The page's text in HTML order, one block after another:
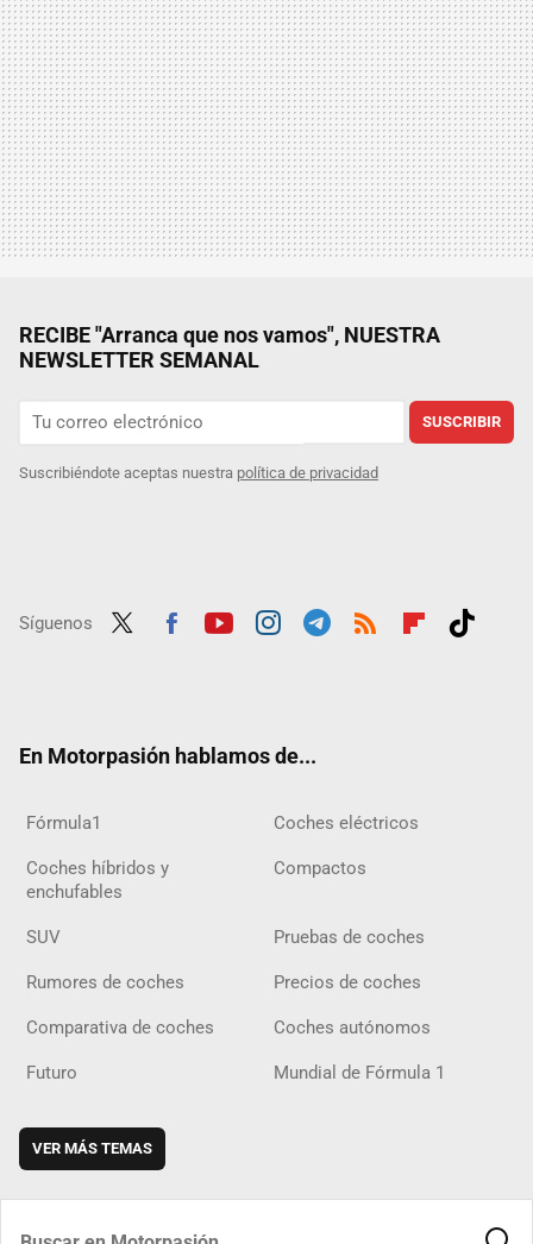
RECIBE "Arranca que nos vamos", NUESTRA
NEWSLETTER SEMANAL
SUSCRIBIR
Suscribiéndote aceptas nuestra política de privacidad
Síguenos
En Motorpasión hablamos de...
Fórmula1 Coches eléctricos
Coches híbridos y
enchufables
Compactos
SUV Pruebas de coches
Rumores de coches Precios de coches
Comparativa de coches Coches autónomos
Futuro Mundial de Fórmula 1
VER MÁS TEMAS